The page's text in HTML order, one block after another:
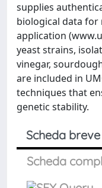
supplies
biological data for
application
yeast strains,
vinegar,
are included in
techniques that
genetic stability.
Scheda breve
Scheda